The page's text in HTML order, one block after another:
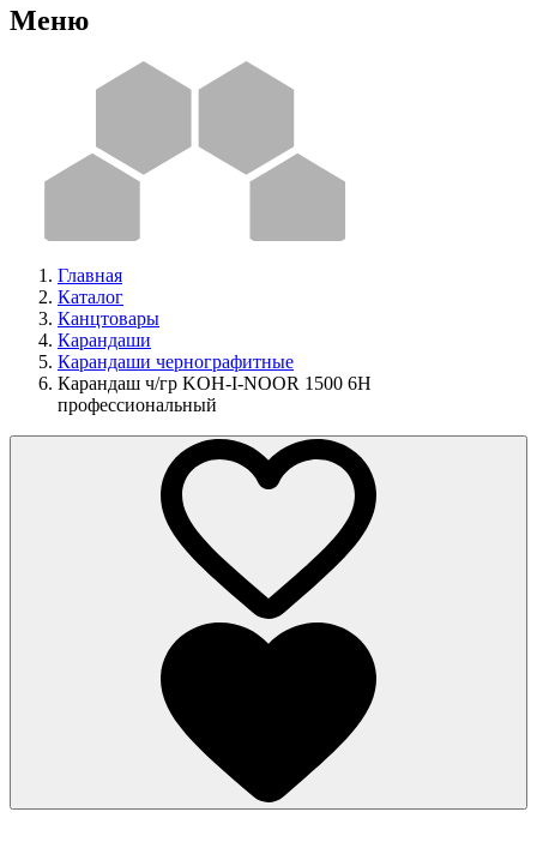
Меню
Главная
Каталог
Канцтовары
Карандаши
Карандаши чернографитные
Карандаш ч/гр KOH-I-NOOR 1500 6H
профессиональный